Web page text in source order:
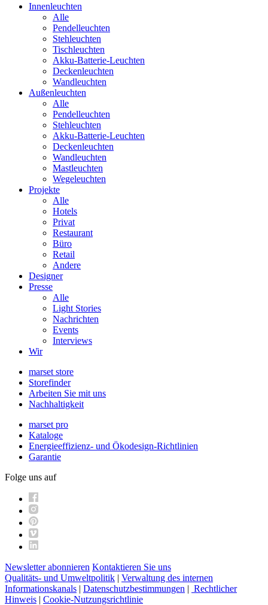
Innenleuchten
Alle
Pendelleuchten
Stehleuchten
Tischleuchten
Akku-Batterie-Leuchten
Deckenleuchten
Wandleuchten
Außenleuchten
Alle
Pendelleuchten
Stehleuchten
Akku-Batterie-Leuchten
Deckenleuchten
Wandleuchten
Mastleuchten
Wegeleuchten
Projekte
Alle
Hotels
Privat
Restaurant
Büro
Retail
Andere
Designer
Presse
Alle
Light Stories
Nachrichten
Events
Interviews
Wir
marset store
Storefinder
Arbeiten Sie mit uns
Nachhaltigkeit
marset pro
Kataloge
Energieeffizienz- und Ökodesign-Richtlinien
Garantie
Folge uns auf
Newsletter abonnieren Kontaktieren Sie uns
Qualitäts- und Umweltpolitik | Verwaltung des internen
Informationskanals | Datenschutzbestimmungen | Rechtlicher
Hinweis | Cookie-Nutzungsrichtlinie